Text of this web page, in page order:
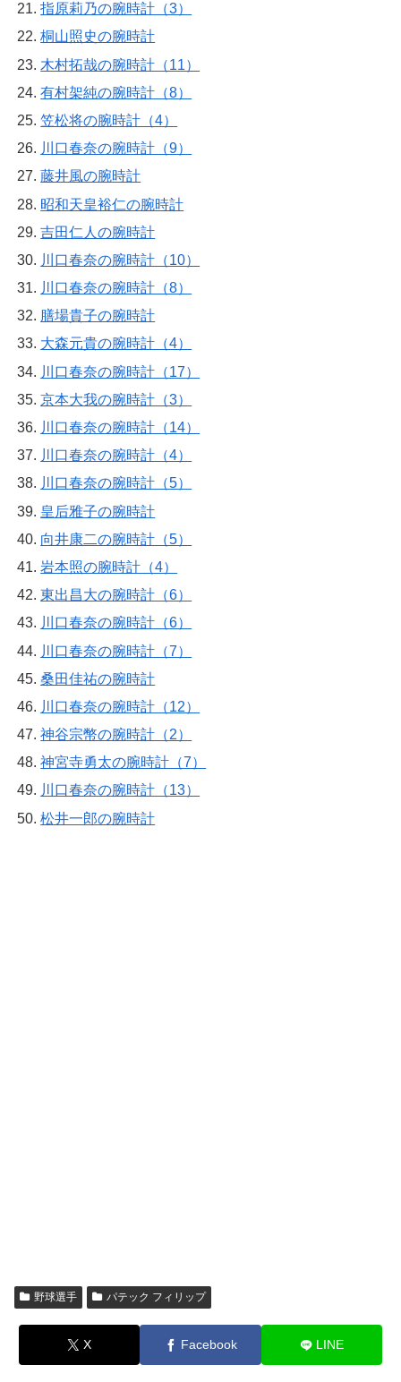
指原莉乃の腕時計（3）
桐山照史の腕時計
木村拓哉の腕時計（11）
有村架純の腕時計（8）
笠松将の腕時計（4）
川口春奈の腕時計（9）
藤井風の腕時計
昭和天皇裕仁の腕時計
吉田仁人の腕時計
川口春奈の腕時計（10）
川口春奈の腕時計（8）
膳場貴子の腕時計
大森元貴の腕時計（4）
川口春奈の腕時計（17）
京本大我の腕時計（3）
川口春奈の腕時計（14）
川口春奈の腕時計（4）
川口春奈の腕時計（5）
皇后雅子の腕時計
向井康二の腕時計（5）
岩本照の腕時計（4）
東出昌大の腕時計（6）
川口春奈の腕時計（6）
川口春奈の腕時計（7）
桑田佳祐の腕時計
川口春奈の腕時計（12）
神谷宗幣の腕時計（2）
神宮寺勇太の腕時計（7）
川口春奈の腕時計（13）
松井一郎の腕時計
野球選手 パテック フィリップ
X Facebook LINE